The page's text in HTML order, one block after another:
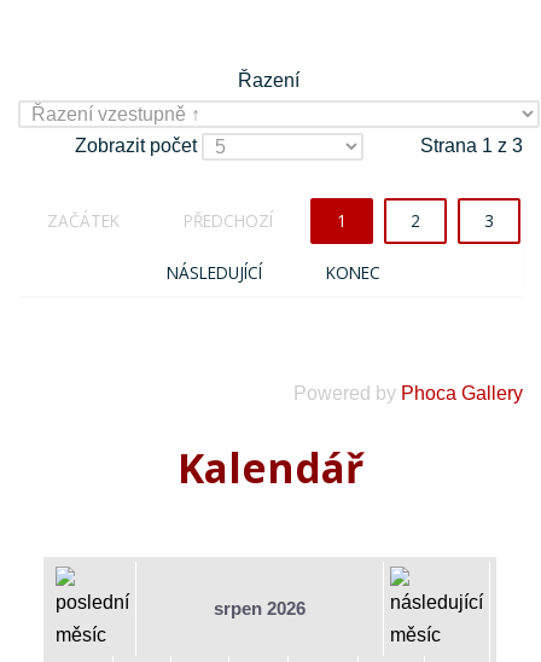
Řazení
Zobrazit počet Strana 1 z 3
ZAČÁTEK PŘEDCHOZÍ 1 2 3
NÁSLEDUJÍCÍ KONEC
Powered by Phoca Gallery
Kalendář
srpen 2026